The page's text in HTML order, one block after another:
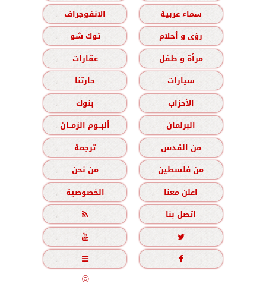
سماء عربية
الانفوجراف
رؤى و أحلام
توك شو
مرأة و طفل
عقارات
سيارات
حارتنا
الأحزاب
بنوك
البرلمان
ألبــوم الزمــان
من القدس
ترجمة
من فلسطين
من نحن
اعلن معنا
الخصوصية
اتصل بنا





جميع الحقوق محفوظة©